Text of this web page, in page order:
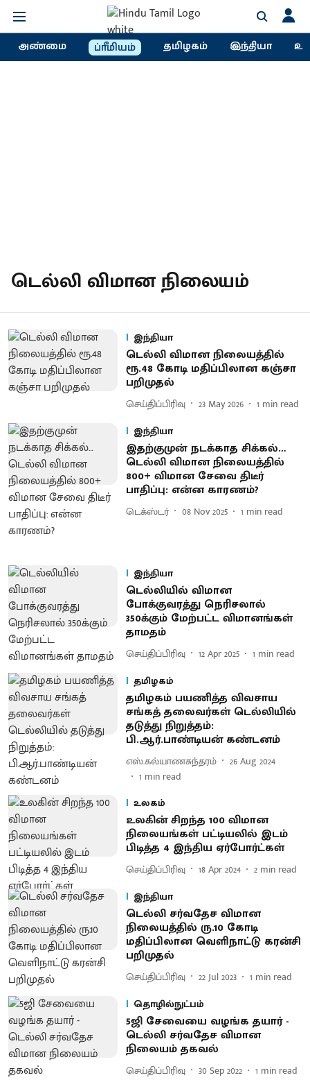
அண்மை ப்ரீமியம் தமிழகம் இந்தியா
டெல்லி விமான நிலையம்
இந்தியா
டெல்லி விமான நிலையத்தில்
ரூ.48 கோடி மதிப்பிலான கஞ்சா
பறிமுதல்
செய்திப்பிரிவு 23 May 2026 1 min read
இந்தியா
இதற்குமுன் நடக்காத சிக்கல்…
டெல்லி விமான நிலையத்தில்
800+ விமான சேவை திடீர்
பாதிப்பு: என்ன காரணம்?
டெக்ஸ்டர் 08 Nov 2025 1 min read
இந்தியா
டெல்லியில் விமான
போக்குவரத்து நெரிசலால்
350க்கும் மேற்பட்ட விமானங்கள்
தாமதம்
செய்திப்பிரிவு 12 Apr 2025 1 min read
தமிழகம்
தமிழகம் பயணித்த விவசாய
சங்கத் தலைவர்கள் டெல்லியில்
தடுத்து நிறுத்தம்:
பி.ஆர்.பாண்டியன் கண்டனம்
எஸ்.கல்யாணசுந்தரம்
26 Aug 2024
1 min read
உலகம்
உலகின் சிறந்த 100 விமான
நிலையங்கள் பட்டியலில் இடம்
பிடித்த 4 இந்திய ஏர்போர்ட்கள்
செய்திப்பிரிவு 18 Apr 2024 2 min read
இந்தியா
டெல்லி சர்வதேச விமான
நிலையத்தில் ரு.10 கோடி
மதிப்பிலான வெளிநாட்டு கரன்சி
பறிமுதல்
செய்திப்பிரிவு 22 Jul 2023 1 min read
தொழில்நுட்பம்
5ஜி சேவையை வழங்க தயார் -
டெல்லி சர்வதேச விமான
நிலையம் தகவல்
செய்திப்பிரிவு 30 Sep 2022 1 min read